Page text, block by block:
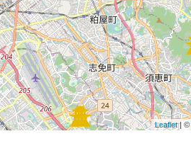
Leaflet| ©